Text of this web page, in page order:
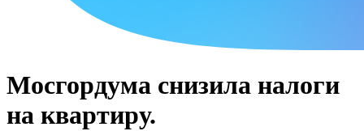
Мосгордума снизила налоги
на квартиру.